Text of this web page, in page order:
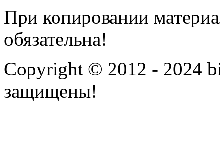
При копировании
обязательна!
Copyright © 2012 - 2024
защищены!